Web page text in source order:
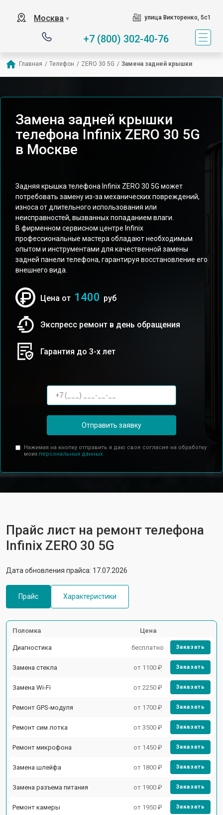
Москва ▼ улица Викторенко, 5с1
+7 (800) 302-40-76
Главная / Телефон / ZERO 30 5G / Замена задней крышки
Замена задней крышки
телефона Infinix ZERO 30 5G
в Москве
Задняя крышка телефона Infinix ZERO 30 5G может
потребовать замену из-за механических повреждений,
износа от длительного использования или
неисправностей, вызванных попаданием влаги.
В фирменном сервисном центре Infinix
профессиональные мастера обладают необходимым
опытом и инструментами для качественной замены
задней панели телефона, гарантируя восстановление его
внешнего вида.
Цена от 1400 руб
Экспресс ремонт в день обращения
Гарантия до 3-х лет
Отправить заявку
Нажимая на кнопку отправить я даю свое согласие на обработку
моих персональных данных.
Прайс лист на ремонт телефона
Infinix ZERO 30 5G
Дата обновления прайса: 17.07.2026
Прайс Характеристики
Поломка Цена
Диагностика бесплатно Заказать
Замена стекла от 1100 ₽ Заказать
Замена Wi-Fi от 2250 ₽ Заказать
Ремонт GPS-модуля от 1700 ₽ Заказать
Ремонт сим лотка от 3500 ₽ Заказать
Ремонт микрофона от 1450 ₽ Заказать
Замена шлейфа от 1800 ₽ Заказать
Замена разъема питания от 1900 ₽ Заказать
Ремонт камеры от 1950 ₽ Заказать